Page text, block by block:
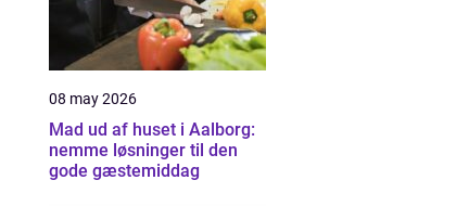
08 may 2026
Mad ud af huset i Aalborg:
nemme løsninger til den
gode gæstemiddag